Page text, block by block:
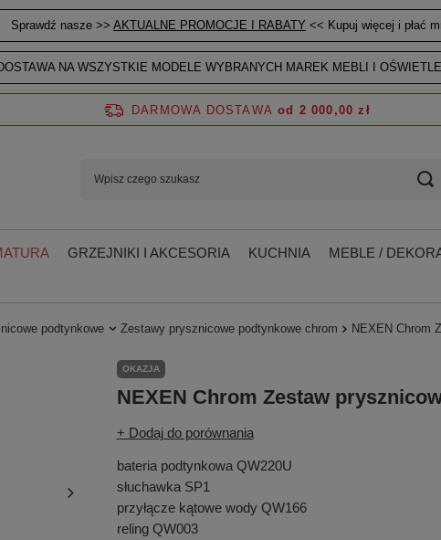
Sprawdź nasze >> AKTUALNE PROMOCJE I RABATY << Kupuj więcej i płać
NA WSZYSTKIE MODELE WYBRANYCH MAREK MEBLI I
DARMOWA DOSTAWA od 2 000,00 zł
GRZEJNIKI I AKCESORIA KUCHNIA MEBLE /
podtynkowe Zestawy prysznicowe podtynkowe chrom NEXEN Chrom
OKAZJA
NEXEN Chrom Zestaw
+ Dodaj do porównania
bateria podtynkowa QW220U
słuchawka SP1
przyłącze kątowe wody QW166
reling QW003